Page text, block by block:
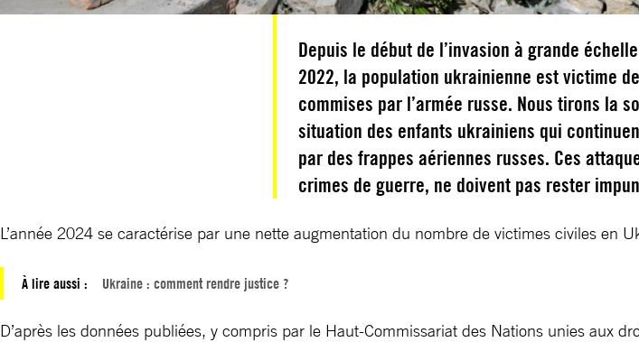
Depuis le début de l’invasion à grande
2022, la population ukrainienne est victime
commises par l’armée russe. Nous tirons la
situation des enfants ukrainiens qui
par des frappes aériennes russes. Ces
crimes de guerre, ne doivent pas rester
L’année 2024 se caractérise par une nette augmentation du nombre de victimes civiles en
À lire aussi : Ukraine : comment rendre justice ?
D’après les données publiées, y compris par le Haut-Commissariat des Nations unies aux